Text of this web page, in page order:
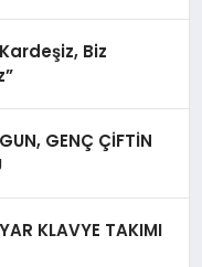
Biz
GENÇ ÇİFTİN
KLAVYE TAKIMI